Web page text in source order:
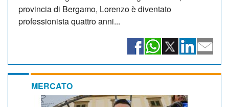
provincia di Bergamo, Lorenzo è diventato
professionista quattro anni...
MERCATO